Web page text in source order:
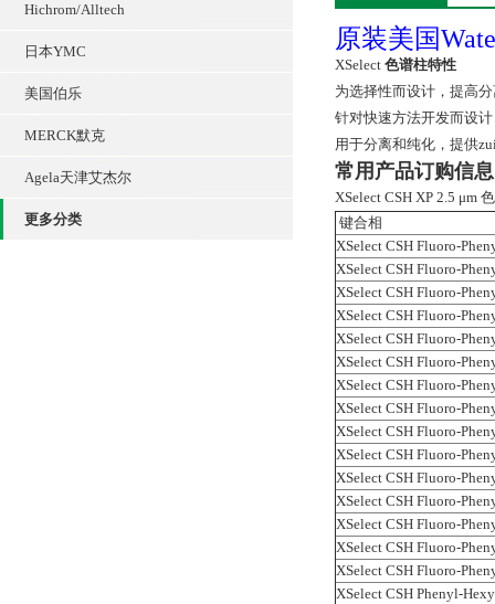
Hichrom/Alltech
日本YMC
美国伯乐
MERCK默克
Agela天津艾杰尔
更多分类
原装美国
XSelect 色谱柱特性
为选择性而设计，提高
针对快速方法开发而设
用于分离和纯化，提供
常用产品订购信
XSelect CSH XP 2.5 μm
键合相
XSelect CSH Fluoro-
XSelect CSH Fluoro-
XSelect CSH Fluoro-
XSelect CSH Fluoro-
XSelect CSH Fluoro-
XSelect CSH Fluoro-
XSelect CSH Fluoro-
XSelect CSH Fluoro-
XSelect CSH Fluoro-
XSelect CSH Fluoro-
XSelect CSH Fluoro-
XSelect CSH Fluoro-
XSelect CSH Fluoro-
XSelect CSH Fluoro-
XSelect CSH Fluoro-
XSelect CSH Phenyl-